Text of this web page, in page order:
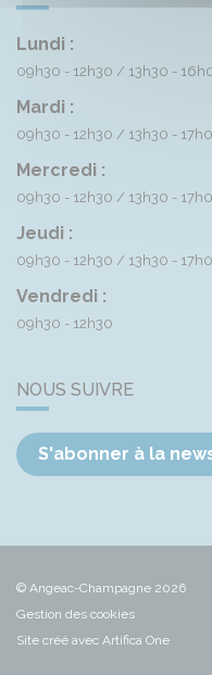
Lundi :
09h30 - 12h30 13h30 -
Mardi :
09h30 - 12h30 13h30 -
Mercredi :
09h30 - 12h30 13h30 -
Jeudi :
09h30 - 12h30 13h30 -
Vendredi :
09h30 - 12h30
NOUS SUIVRE
S'abonner à la
© Angeac-Champagne 2026
Gestion des cookies
Site créé avec Artifica One